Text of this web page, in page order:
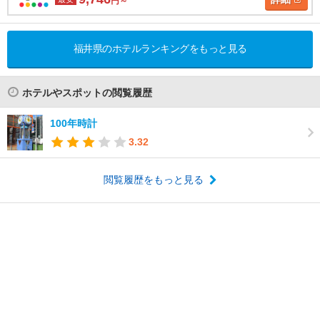
福井県のホテルランキングをもっと見る
ホテルやスポットの閲覧履歴
100年時計
3.32
閲覧履歴をもっと見る